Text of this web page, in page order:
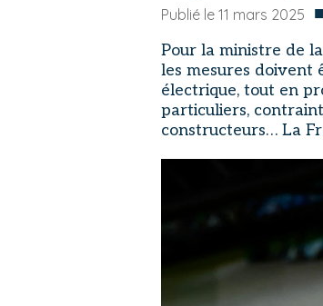
Publié le 11 mars 2025 ■
Pour la ministre de
les mesures doivent
électrique, tout en
particuliers,
constructeurs… La